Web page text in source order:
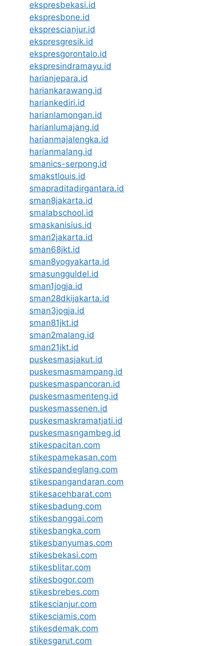
ekspresbekasi.id
ekspresbone.id
eksprescianjur.id
ekspresgresik.id
ekspresgorontalo.id
ekspresindramayu.id
harianjepara.id
hariankarawang.id
hariankediri.id
harianlamongan.id
harianlumajang.id
harianmajalengka.id
harianmalang.id
smanics-serpong.id
smakstlouis.id
smapraditadirgantara.id
sman8jakarta.id
smalabschool.id
smaskanisius.id
sman2jakarta.id
sman68jkt.id
sman8yogyakarta.id
smasungguldel.id
sman1jogja.id
sman28dkijakarta.id
sman3jogja.id
sman81jkt.id
sman2malang.id
sman21jkt.id
puskesmasjakut.id
puskesmasmampang.id
puskesmaspancoran.id
puskesmasmenteng.id
puskesmassenen.id
puskesmaskramatjati.id
puskesmasngambeg.id
stikespacitan.com
stikespamekasan.com
stikespandeglang.com
stikespangandaran.com
stikesacehbarat.com
stikesbadung.com
stikesbanggai.com
stikesbangka.com
stikesbanyumas.com
stikesbekasi.com
stikesblitar.com
stikesbogor.com
stikesbrebes.com
stikescianjur.com
stikesciamis.com
stikesdemak.com
stikesgarut.com